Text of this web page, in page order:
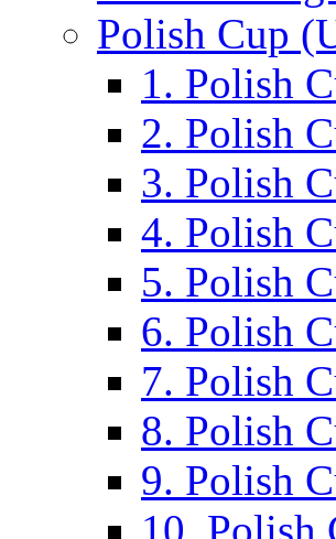
Polish Cup
1. Polish
2. Polish
3. Polish
4. Polish
5. Polish
6. Polish
7. Polish
8. Polish
9. Polish
10. Polish